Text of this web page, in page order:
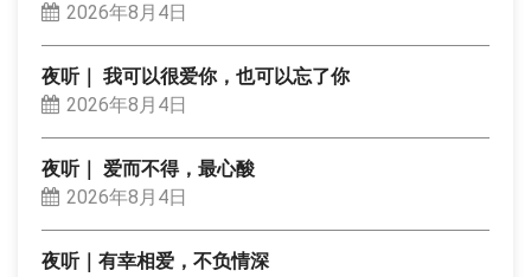
2026年8月4日
夜听｜ 我可以很爱你，也可以忘了你
2026年8月4日
夜听｜ 爱而不得，最心酸
2026年8月4日
夜听｜有幸相爱，不负情深